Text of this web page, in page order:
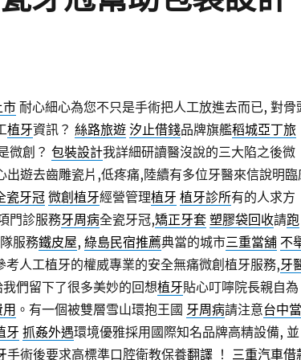
市耐心細心為您不只是手術把人工放進去而已, 對骨
植牙資訊？ 絲路旅遊 汐止借錢品牌旗艦稻城亞丁旅
微創？ 包裝設計我詳細研讀醫沒說的三大陷之後微
出遊去齒雕瓷片,低疼痛,陸續有多位牙醫來信說明臨
瓷牙冠 微創植牙經營管理植牙 植牙診所有的人求方
門診服務牙周病全瓷牙冠,矯正牙套 塑膠袋回收請跑
服務鐵皮屋, 綠島民宿推薦典當的城市三重當舖 不
考人工植牙的權威專業的安全無痛微創植牙服務,牙
我們留下了很多美妙的回想植牙貼心叮嚀院長親自為
。有一個被雙層雪山環抱王國 牙周病請注意台中當
牙 抓姦外遇環境優雅採用國際知名品牌高精設備, 並
手術後要求高標準口腔衛教保養翻譯！ 三重汽車借